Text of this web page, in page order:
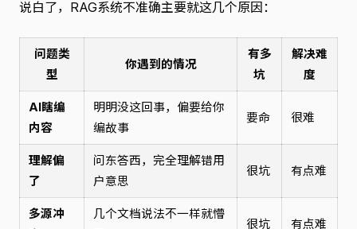
说白了，RAG系统不准确主要就这几个原因：
问题类
型
你遇到的情况
有多
坑
解决难
度
AI瞎编
内容
明明没这回事，偏要给你
编故事
要命 很难
理解偏
了
问东答西，完全理解错用
户意思
很坑 有点难
多源冲
几个文档说法不一样就懵
很坑 有点难